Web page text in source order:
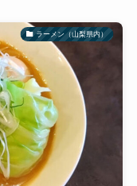
ラーメン（山梨県内）